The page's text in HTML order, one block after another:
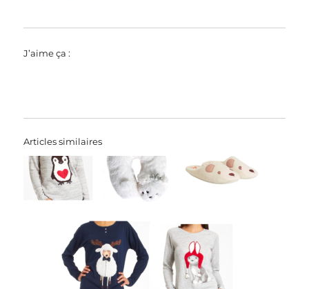
J’aime ça :
Articles similaires